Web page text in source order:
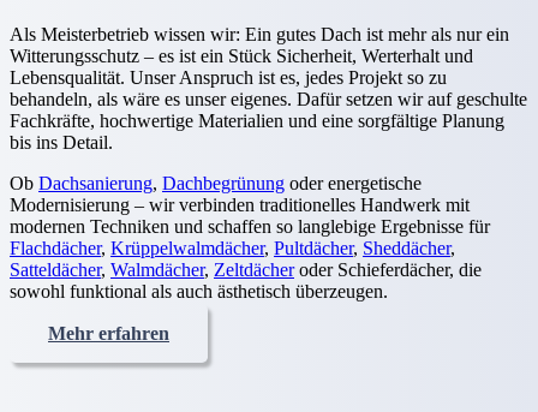
Als Meisterbetrieb wissen wir: Ein gutes Dach ist mehr als nur ein
Witterungsschutz – es ist ein Stück Sicherheit, Werterhalt und
Lebensqualität. Unser Anspruch ist es, jedes Projekt so zu
behandeln, als wäre es unser eigenes. Dafür setzen wir auf geschulte
Fachkräfte, hochwertige Materialien und eine sorgfältige Planung
bis ins Detail.
Ob Dachsanierung, Dachbegrünung oder energetische
Modernisierung – wir verbinden traditionelles Handwerk mit
modernen Techniken und schaffen so langlebige Ergebnisse für
Flachdächer, Krüppelwalmdächer, Pultdächer, Sheddächer,
Satteldächer, Walmdächer, Zeltdächeroder Schieferdächer, die
sowohl funktional als auch ästhetisch überzeugen.
Mehr erfahren